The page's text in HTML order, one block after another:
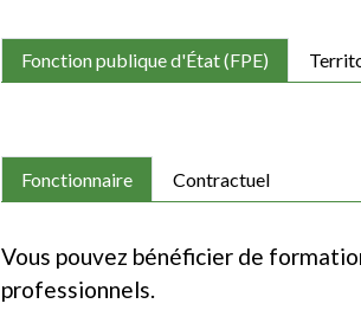
Fonction publique d'État (FPE)
Fonctionnaire Contractuel
Vous pouvez bénéficier de
professionnels.